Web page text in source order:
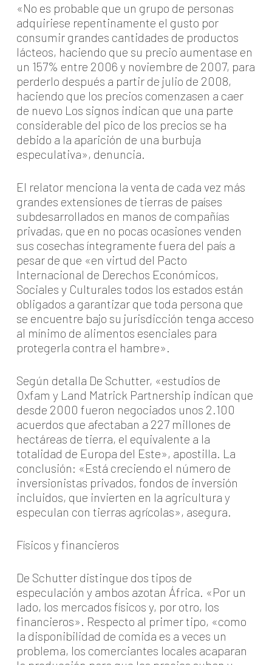
«No es probable que un grupo de personas
adquiriese repentinamente el gusto por
consumir grandes cantidades de productos
lácteos, haciendo que su precio aumentase en
un 157% entre 2006 y noviembre de 2007, para
perderlo después a partir de julio de 2008,
haciendo que los precios comenzasen a caer
de nuevo Los signos indican que una parte
considerable del pico de los precios se ha
debido a la aparición de una burbuja
especulativa», denuncia.
El relator menciona la venta de cada vez más
grandes extensiones de tierras de países
subdesarrollados en manos de compañías
privadas, que en no pocas ocasiones venden
sus cosechas íntegramente fuera del país a
pesar de que «en virtud del Pacto
Internacional de Derechos Económicos,
Sociales y Culturales todos los estados están
obligados a garantizar que toda persona que
se encuentre bajo su jurisdicción tenga acceso
al mínimo de alimentos esenciales para
protegerla contra el hambre».
Según detalla De Schutter, «estudios de
Oxfam y Land Matrick Partnership indican que
desde 2000 fueron negociados unos 2.100
acuerdos que afectaban a 227 millones de
hectáreas de tierra, el equivalente a la
totalidad de Europa del Este», apostilla. La
conclusión: «Está creciendo el número de
inversionistas privados, fondos de inversión
incluidos, que invierten en la agricultura y
especulan con tierras agrícolas», asegura.
Físicos y financieros
De Schutter distingue dos tipos de
especulación y ambos azotan África. «Por un
lado, los mercados físicos y, por otro, los
financieros». Respecto al primer tipo, «como
la disponibilidad de comida es a veces un
problema, los comerciantes locales acaparan